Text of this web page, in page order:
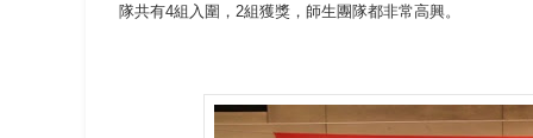
隊共有4組入圍，2組獲獎，師生團隊都非常高興。